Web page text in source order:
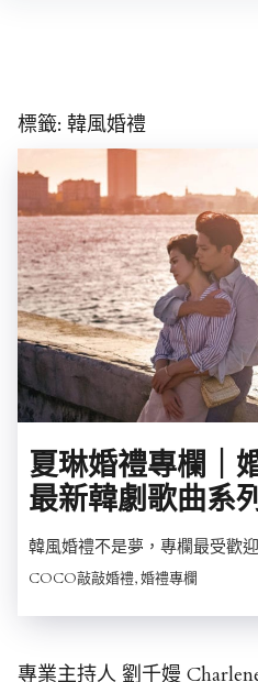
標籤: 韓風婚禮
夏琳婚禮專欄｜
最新韓劇歌曲系
韓風婚禮不是夢，專欄最受歡
COCO敲敲婚禮, 婚禮專欄
專業主持人 劉千嫚